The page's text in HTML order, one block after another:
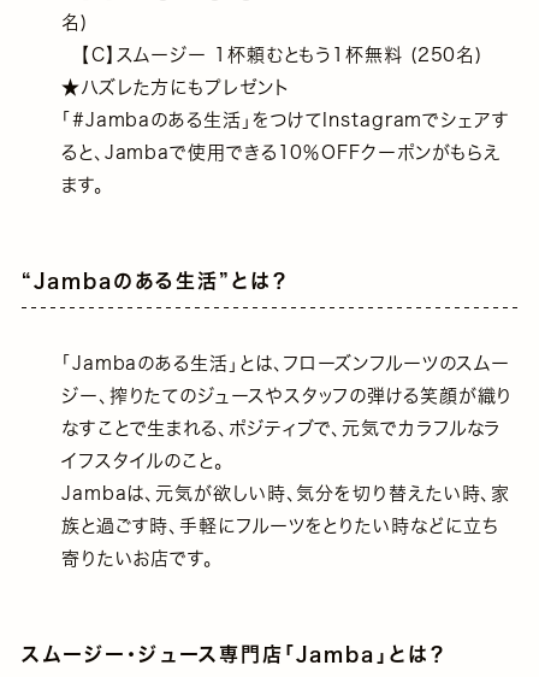
名)
【C】スムージー 1杯頼むともう1杯無料 (250名)
★ハズレた方にもプレゼント
「#Jambaのある生活」をつけてInstagramでシェアす
ると、Jambaで使用できる10％OFFクーポンがもらえ
ます。
“Jambaのある生活”とは？
「Jambaのある生活」とは、フローズンフルーツのスムー
ジー、搾りたてのジュースやスタッフの弾ける笑顔が織り
なすことで生まれる、ポジティブで、元気でカラフルなラ
イフスタイルのこと。
Jambaは、元気が欲しい時、気分を切り替えたい時、家
族と過ごす時、手軽にフルーツをとりたい時などに立ち
寄りたいお店です。
スムージー・ジュース専門店「Jamba」とは？